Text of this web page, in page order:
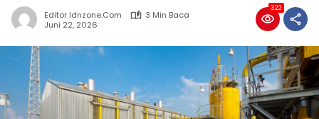
Editor Idnzone.com
3 Min Baca
Juni 22, 2026
322